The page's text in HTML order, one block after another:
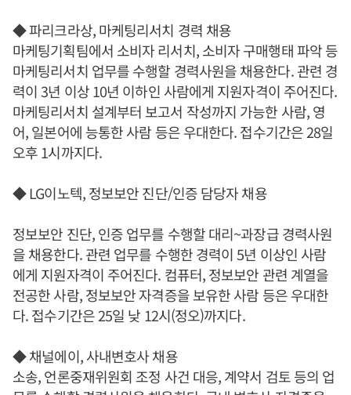
◆ 파리크라상, 마케팅리서치 경력 채용
마케팅기획팀에서 소비자 리서치, 소비자 구매행태 파악 등
마케팅리서치 업무를 수행할 경력사원을 채용한다. 관련 경
력이 3년 이상 10년 이하인 사람에게 지원자격이 주어진다.
마케팅리서치 설계부터 보고서 작성까지 가능한 사람, 영
어, 일본어에 능통한 사람 등은 우대한다. 접수기간은 28일
오후 1시까지다.
◆ LG이노텍, 정보보안 진단/인증 담당자 채용
정보보안 진단, 인증 업무를 수행할 대리~과장급 경력사원
을 채용한다. 관련 업무를 수행한 경력이 5년 이상인 사람
에게 지원자격이 주어진다. 컴퓨터, 정보보안 관련 계열을
전공한 사람, 정보보안 자격증을 보유한 사람 등은 우대한
다. 접수기간은 25일 낮 12시(정오)까지다.
◆ 채널에이, 사내변호사 채용
소송, 언론중재위원회 조정 사건 대응, 계약서 검토 등의 업